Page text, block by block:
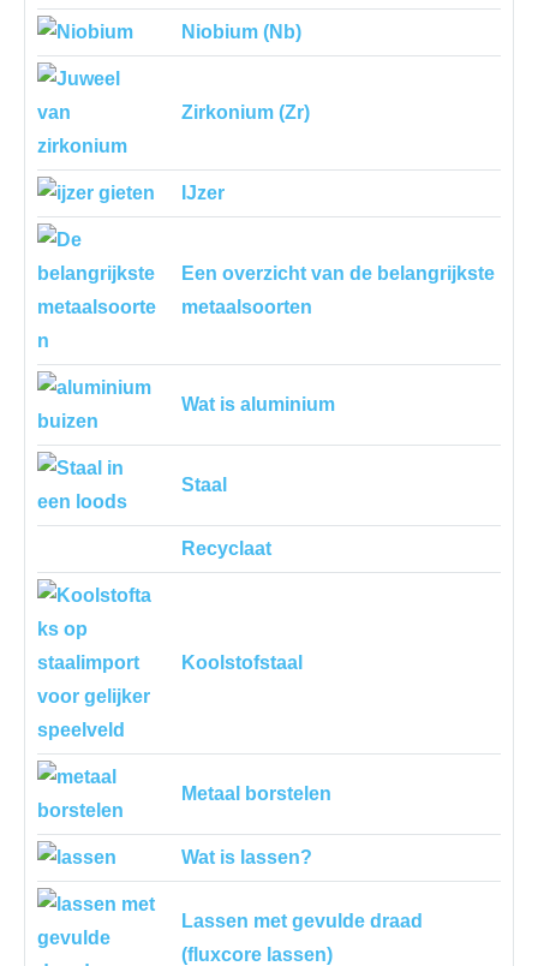
Niobium (Nb)
Zirkonium (Zr)
IJzer
Een overzicht van de belangrijkste
metaalsoorten
Wat is aluminium
Staal
Recyclaat
Koolstofstaal
Metaal borstelen
Wat is lassen?
Lassen met gevulde draad
(fluxcore lassen)